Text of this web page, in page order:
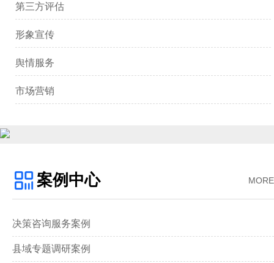
第三方评估
形象宣传
舆情服务
市场营销
MORE
案例中心
决策咨询服务案例
县域专题调研案例